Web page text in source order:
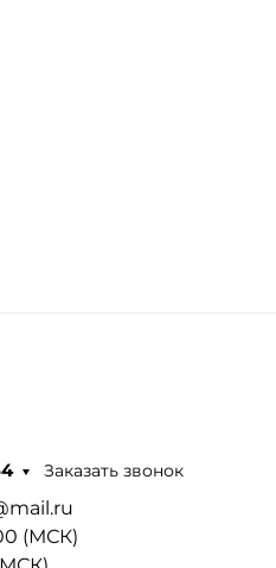
Заказать звонок
(МСК)